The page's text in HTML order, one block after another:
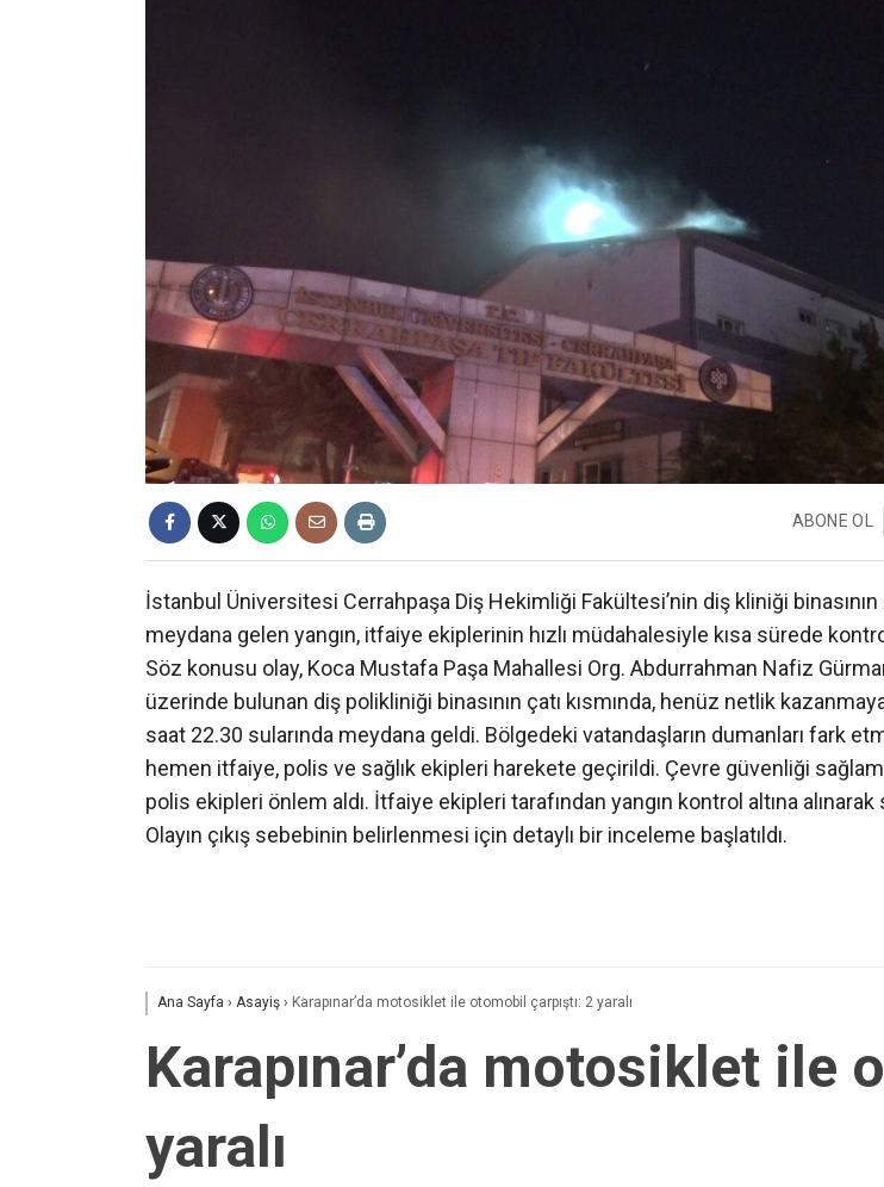
ABONE OL
İstanbul Üniversitesi Cerrahpaşa Diş Hekimliği Fakültesi’nin diş kliniği binasının
meydana gelen yangın, itfaiye ekiplerinin hızlı müdahalesiyle kısa sürede kontrol
Söz konusu olay, Koca Mustafa Paşa Mahallesi Org. Abdurrahman Nafiz
üzerinde bulunan diş polikliniği binasının çatı kısmında, henüz netlik
saat 22.30 sularında meydana geldi. Bölgedeki vatandaşların dumanları fark
hemen itfaiye, polis ve sağlık ekipleri harekete geçirildi. Çevre güvenliği
polis ekipleri önlem aldı. İtfaiye ekipleri tarafından yangın kontrol altına
Olayın çıkış sebebinin belirlenmesi için detaylı bir inceleme başlatıldı.
Ana Sayfa › Asayiş › Karapınar’da motosiklet ile otomobil çarpıştı: 2 yaralı
Karapınar’da motosiklet ile
yaralı